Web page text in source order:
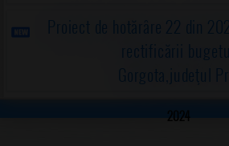
Proiect de hotărâre 22 din
rectificării
Gorgota,judeţul
2024